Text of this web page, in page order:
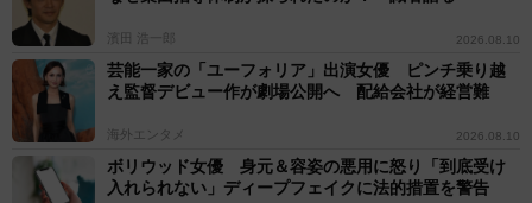
濱田 浩一郎 2026.08.10
芸能一家の「ユーフォリア」出演女優 ピンチ乗り越
え監督デビュー作が劇場公開へ 配給会社が経営難
海外エンタメ 2026.08.10
ボリウッド女優 身元＆容姿の悪用に怒り「到底受け
入れられない」ディープフェイクに法的措置を警告